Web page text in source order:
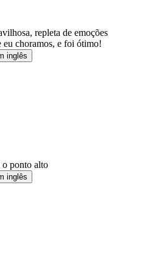
repleta de emoções
eu choramos, e foi ótimo!
inglês
ponto alto
inglês